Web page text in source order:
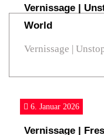
Vernissage |
World
Vernissage |
6. Januar 2026
Vernissage |